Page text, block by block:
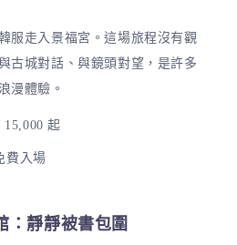
服走入景福宮。這場旅程沒有觀
古城對話、與鏡頭對望，是許多
漫體驗。
15,000 起
費入場
：靜靜被書包圍